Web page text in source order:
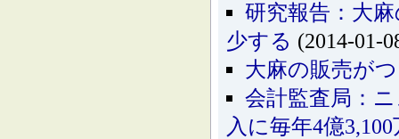
研究報告：大
少する (2014-01-
大麻の販売が
会計監査局：
入に毎年4億